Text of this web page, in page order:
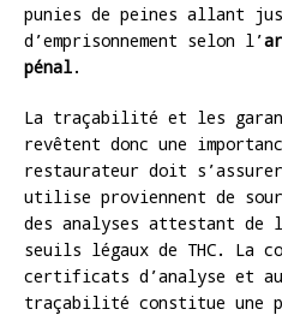
punies de peines allant
d’emprisonnement selon l’
pénal.
La traçabilité et les
revêtent donc une
restaurateur doit
utilise proviennent de
des analyses attestant de
seuils légaux de THC. La
certificats d’analyse et
traçabilité constitue une